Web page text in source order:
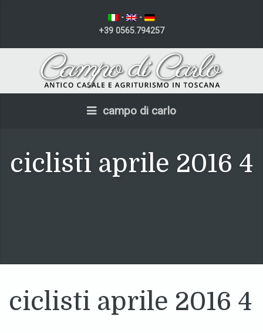
-
-
+39 0565.794257
campo di carlo
ciclisti aprile 2016 4
ciclisti aprile 2016 4